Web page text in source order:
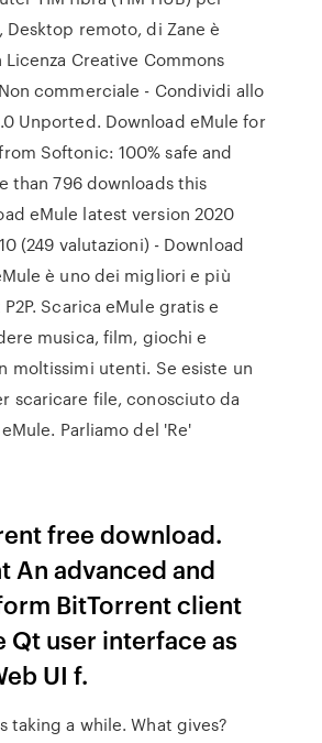
remoto, di Zane è
Creative Commons
commerciale - Condividi allo
Unported. Download eMule for
Softonic: 100% safe and
than 796 downloads this
eMule latest version 2020
(249 valutazioni) - Download
è uno dei migliori e più
Scarica eMule gratis e
musica, film, giochi e
moltissimi utenti. Se esiste un
scaricare file, conosciuto da
Parliamo del 'Re'
free download.
An advanced and
BitTorrent client
Qt user interface as
UI f.
taking a while. What gives?